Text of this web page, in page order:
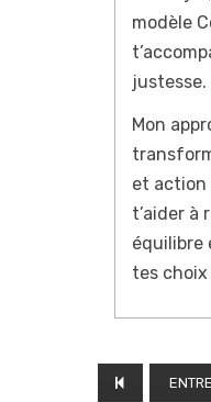
modèle
justesse.
Mon
et action
t’aider à
équilibre
tes